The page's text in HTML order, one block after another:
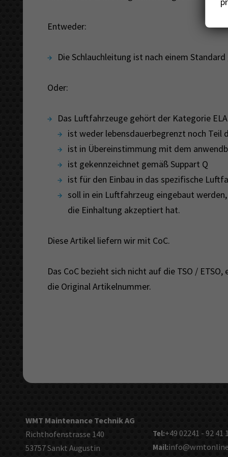
Entweder:
Die Schlauchleitung ist nach einem
Oder:
Das Luftfahrzeuge gehört der Kategorie
ist weder lebensdauerbegrenzt noch
ist in Übereinstimmung mit dem
ist gekennzeichnet gemäß Suppart Q
ist für den Einbau in das spezifische
soll in ein Luftfahrzeug eingebaut
die Einhaltung akzeptiert hat.
Diese Artikel liefern wir mit CoC.
Das CoC bezieht sich nicht auf die TSO /
die Original Artikelnummer.
WMT Maintenance Technik AG
Richthofenstrasse 140
53757 Sankt Augustin
Tel:+49 02241 - 92 41
Mail: